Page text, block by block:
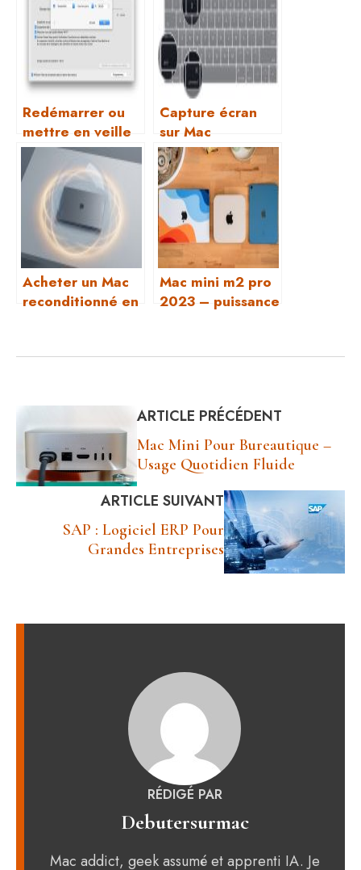
Redémarrer ou
mettre en veille
mon Mac ?
Capture écran
sur Mac
Acheter un Mac
reconditionné en
la garantie
Mac mini m2 pro
2023 – puissance
ARTICLE PRÉCÉDENT
Mac Mini Pour Bureautique –
Usage Quotidien Fluide
ARTICLE SUIVANT
SAP : Logiciel ERP Pour
Grandes Entreprises
RÉDIGÉ PAR
Debutersurmac
Mac addict, geek assumé et apprenti IA. Je